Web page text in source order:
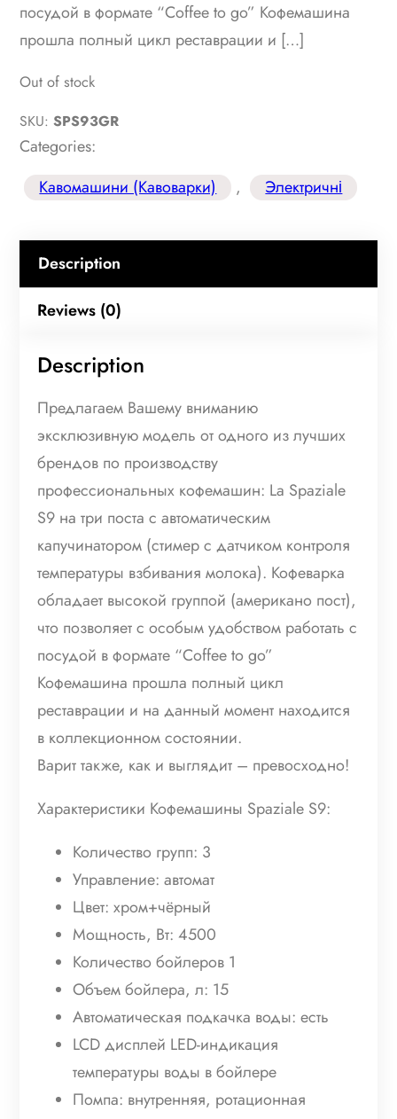
посудой в формате “Coffee to go” Кофемашина
прошла полный цикл реставрации и […]
Out of stock
SKU:SPS93GR
Categories:
Кавомашини (Кавоварки)
, Электричні
Description
Reviews (0)
Description
Предлагаем Вашему вниманию
эксклюзивную модель от одного из лучших
брендов по производству
профессиональных кофемашин: La Spaziale
S9 на три поста с автоматическим
капучинатором (стимер с датчиком контроля
температуры взбивания молока). Кофеварка
обладает высокой группой (американо пост),
что позволяет с особым удобством работать с
посудой в формате “Coffee to go”
Кофемашина прошла полный цикл
реставрации и на данный момент находится
в коллекционном состоянии.
Варит также, как и выглядит – превосходно!
Характеристики Кофемашины Spaziale S9:
Количество групп: 3
Управление: автомат
Цвет: хром+чёрный
Мощность, Вт: 4500
Количество бойлеров 1
Объем бойлера, л: 15
Автоматическая подкачка воды: есть
LCD дисплей LED-индикация
температуры воды в бойлере
Помпа: внутренняя, ротационная